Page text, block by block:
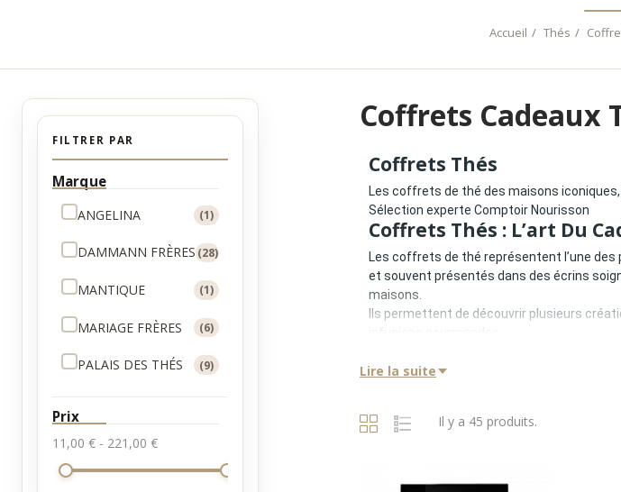
Accueil Thés
FILTRER PAR
Marque
ANGELINA (1)
DAMMANN FRÈRES(28)
MANTIQUE (1)
MARIAGE FRÈRES (6)
PALAIS DES THÉS (9)
Prix
11,00 € - 221,00 €
Coffrets Cadeaux
Coffrets Thés
Les coffrets de thé des maisons
Sélection experte Comptoir Nourisson
Coffrets Thés : L’art Du
Les coffrets de thé représentent l’une des
et souvent présentés dans des écrins
maisons.
Ils permettent de découvrir plusieurs
infusions gourmandes.
collection, mêlant esthétique, savoir-faire
Ces coffrets incarnent l’élégance du thé
Lire la suite
Il y a 45 produits.